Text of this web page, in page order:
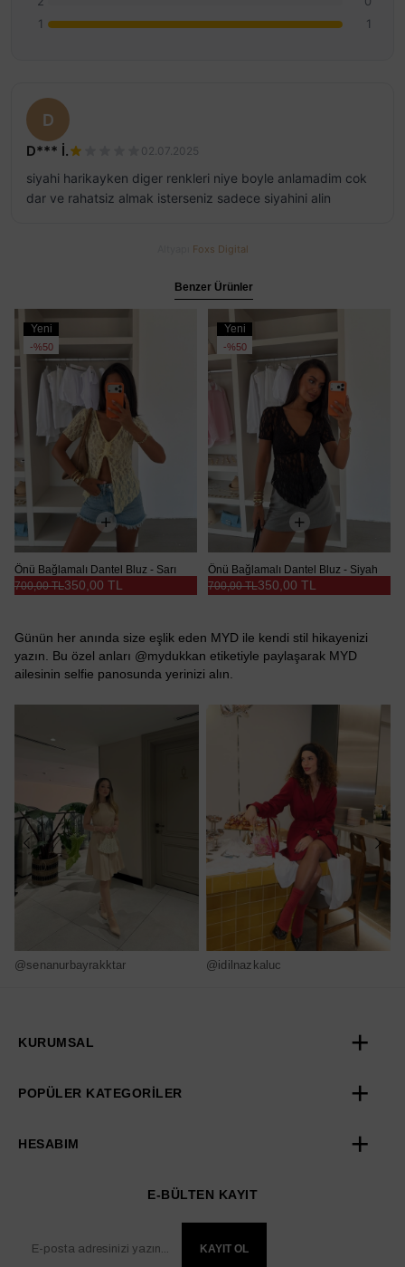
1
1
D
D*** İ. 02.07.2025
siyahi harikayken diger renkleri niye boyle anlamadim cok
dar ve rahatsiz almak isterseniz sadece siyahini alin
Foxs Digital
Benzer Ürünler
Yeni
Ürün
%50
Önü Bağlamalı Dantel Bluz - Sarı
350,00 TL
700,00 TL
Yeni
Ürün
%50
Önü Bağlamalı Dantel Bluz - Siyah
350,00 TL
700,00 TL
Günün her anında size eşlik eden MYD ile kendi stil hikayenizi
yazın. Bu özel anları @mydukkan etiketiyle paylaşarak MYD
ailesinin selfie panosunda yerinizi alın.
@senanurbayrakktar @idilnazkaluc
KURUMSAL
POPÜLER KATEGORİLER
HESABIM
E-BÜLTEN KAYIT
KAYIT OL